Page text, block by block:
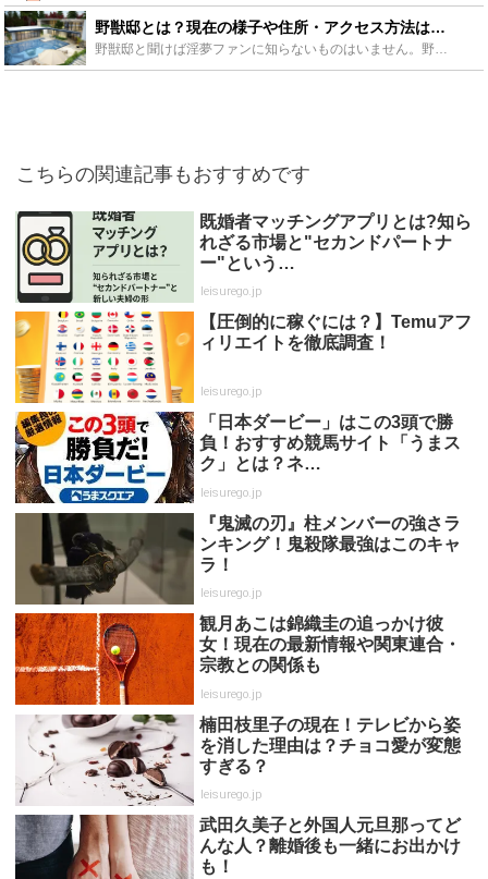
野獣邸とは？現在の様子や住所・アクセス方法は？その他淫夢聖地も！ - Leisurego(レジャーゴー)
野獣邸と聞けば淫夢ファンに知らないものはいません。野獣先輩が生まれた聖地の１つです。多くのファンが訪れている人気聖地・野獣邸ですが現在はどのようになっているのでしょうか？今回は野獣邸の行き方を解説す...
こちらの関連記事もおすすめです
既婚者マッチングアプリとは?知ら
れざる市場と"セカンドパートナ
ー"という…
leisurego.jp
【圧倒的に稼ぐには？】Temuアフ
ィリエイトを徹底調査！
leisurego.jp
「日本ダービー」はこの3頭で勝
負！おすすめ競馬サイト「うまス
ク」とは？ネ…
leisurego.jp
『鬼滅の刃』柱メンバーの強さラ
ンキング！鬼殺隊最強はこのキャ
ラ！
leisurego.jp
観月あこは錦織圭の追っかけ彼
女！現在の最新情報や関東連合・
宗教との関係も
leisurego.jp
楠田枝里子の現在！テレビから姿
を消した理由は？チョコ愛が変態
すぎる？
leisurego.jp
武田久美子と外国人元旦那ってど
んな人？離婚後も一緒にお出かけ
も！